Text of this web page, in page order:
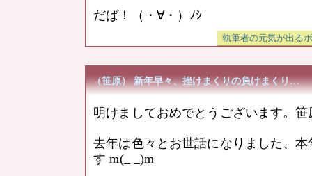
だば！（・∀・）ﾉｼ
（笹原） 新年早々、挫けまくりの負けまくり…
明けましておめでとうございます。笹
去年は色々とお世話になりました、
す m(_ _)m